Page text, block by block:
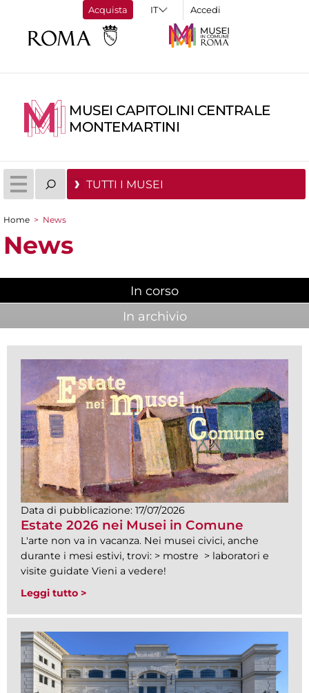
Acquista Accedi
MUSEI CAPITOLINI CENTRALE
MONTEMARTINI
TUTTI I MUSEI
Tu sei qui
Home > News
News
In corso
In archivio
Data di pubblicazione: 17/07/2026
Estate 2026 nei Musei in Comune
L'arte non va in vacanza. Nei musei civici, anche
durante i mesi estivi, trovi: > mostre > laboratori e
visite guidate Vieni a vedere!
Leggi tutto >